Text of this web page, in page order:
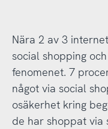
Nära 2 av 3
social shopping
fenomenet. 7
något via social
osäkerhet kring
de har shoppat via